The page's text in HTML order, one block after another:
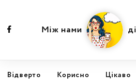
Відвертo Корисно Цікаво
Між нами